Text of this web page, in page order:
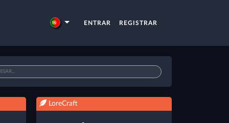
ENTRAR REGISTRAR
LoreCraft